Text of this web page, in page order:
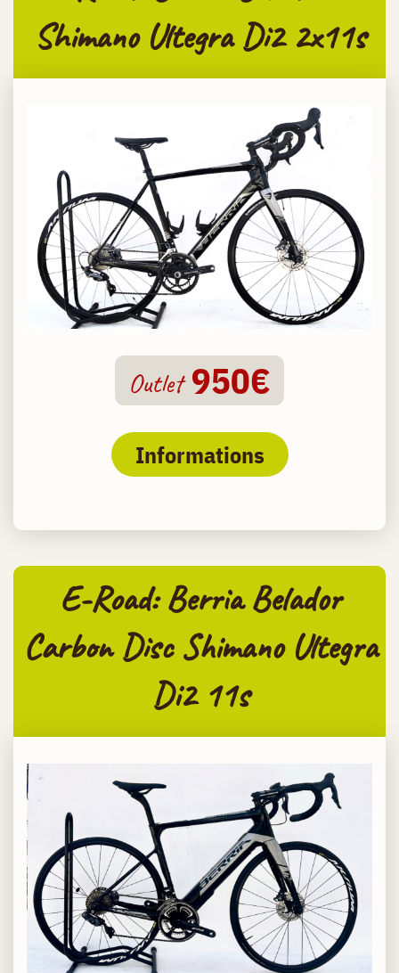
Shimano Ultegra Di2 2x11s
Outlet 950€
Informations
E-Road: Berria Belador
Carbon Disc Shimano Ultegra
Di2 11s